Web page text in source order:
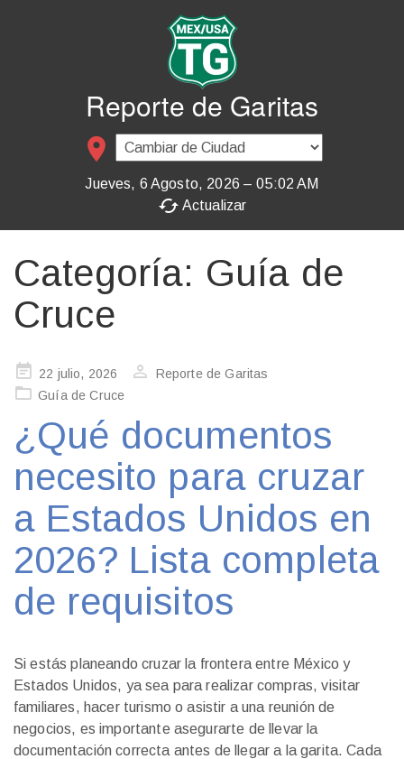
Reporte de Garitas
place
Jueves, 6 Agosto, 2026 – 05:02 AM
cached Actualizar
Categoría: Guía de
Cruce
Publicado
en
22 julio, 2026
Reporte de Garitas
Guía de Cruce
¿Qué documentos
necesito para cruzar
a Estados Unidos en
2026? Lista completa
de requisitos
Si estás planeando cruzar la frontera entre México y
Estados Unidos, ya sea para realizar compras, visitar
familiares, hacer turismo o asistir a una reunión de
negocios, es importante asegurarte de llevar la
documentación correcta antes de llegar a la garita. Cada